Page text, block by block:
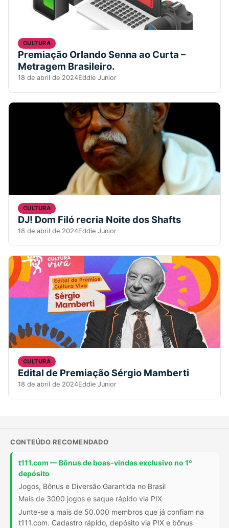
CULTURA
Premiação Orlando Senna ao Curta –
Metragem Brasileiro.
18 de abril de 2024Eddie Junior
CULTURA
DJ! Dom Filó recria Noite dos Shafts
18 de abril de 2024Eddie Junior
CULTURA
Edital de Premiação Sérgio Mamberti
18 de abril de 2024Eddie Junior
CONTEÚDO RECOMENDADO
t111.com — Bônus de boas-vindas exclusivo no 1º
depósito
Jogos, Bônus e Diversão Garantida no Brasil
Mais de 3000 jogos e saque rápido via PIX
Junte-se a mais de 50.000 membros que já confiam na
t111.com. Cadastro rápido, depósito via PIX e bônus